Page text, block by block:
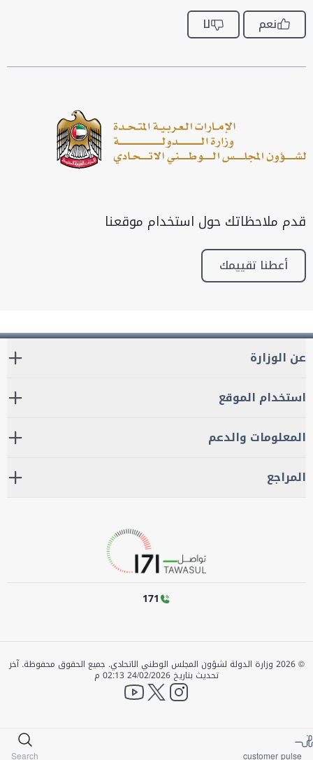
نعم لا
قدم ملاحظاتك حول استخدام موقعنا
أعطنا تقييمك
عن الوزارة
استخدام الموقع
المعلومات والدعم
المراجع
171
©
2026 وزارة الدولة لشؤون المجلس الوطني الاتحادي. جميع الحقوق محفوظة.آخر
تحديث بتاريخ 24/02/2026 02:13 م
instagram
twitter
YouTube
customer pulse
Search